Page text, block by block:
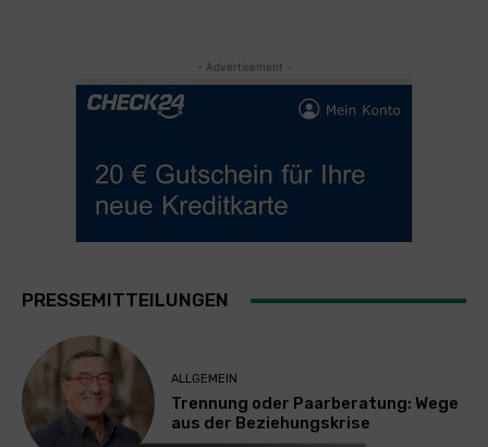
- Advertisement -
PRESSEMITTEILUNGEN
ALLGEMEIN
Trennung oder Paarberatung: Wege
aus der Beziehungskrise